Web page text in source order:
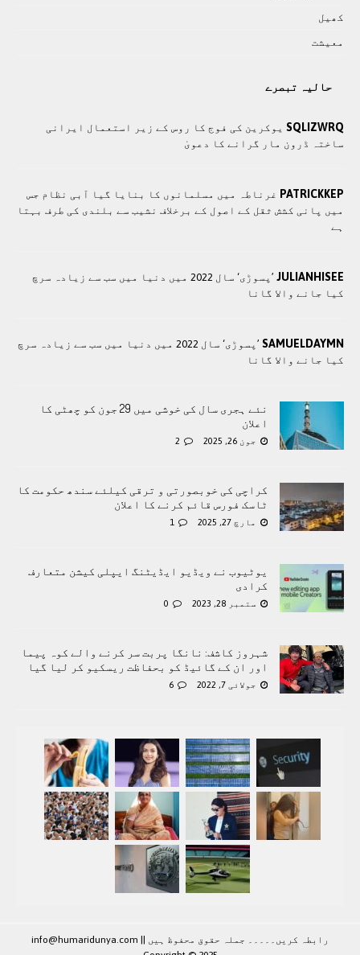
کھيل
معيشت
حالیہ تبصرے
SQLIZWRQ یوکرین کی فوج کا روس کے زیر استعمال ایرانی
ساختہ ڈرون مار گرانے کا دعویٰ
PATRICKKEP غرناطہ میں مسلمانوں کا بنایا گیا آبی نظام جس
میں پانی کشش ثقل کے اصول کے برخلاف نشیب سے بلندی کی طرف بہتا
ہے
JULIANHISEE
’پسوڑی‘ سال 2022 میں دنیا میں سب سے زیادہ سرچ
کیا جانے والا گانا
SAMUELDAYMN
’پسوڑی‘ سال 2022 میں دنیا میں سب سے زیادہ سرچ
کیا جانے والا گانا
نئے ہجری سال کی خوشی میں 29 جون کو چھٹی کا
اعلان
جون 26, 2025 2
کراچی کی خوبصورتی و ترقی کیلئے سندھ حکومت کا
ٹاسک فورس قائم کرنے کا اعلان
مارچ 27, 2025 1
یوٹیوب نے ویڈیو ایڈیٹنگ ایپلی کیشن متعارف
کرادی
ستمبر 28, 2023 0
شہروز کاشف: نانگا پربت سر کرنے والے کوہ پیما
اور ان کے گائیڈ کو بحفاظت ریسکیو کر لیا گیا
جولائی 7, 2022 6
رابطہ کريں۔۔۔۔۔ جملہ حقوق محفوظ ہيں | info@humaridunya.com